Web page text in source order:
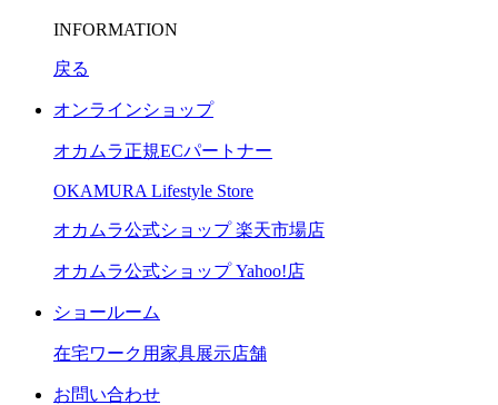
INFORMATION
戻る
オンラインショップ
オカムラ正規ECパートナー
OKAMURA Lifestyle Store
オカムラ公式ショップ 楽天市場店
オカムラ公式ショップ Yahoo!店
ショールーム
在宅ワーク用家具展示店舗
お問い合わせ